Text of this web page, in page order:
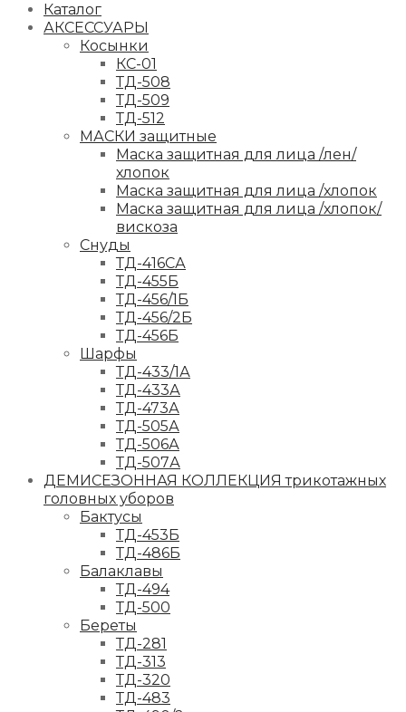
Каталог
АКСЕССУАРЫ
Косынки
КС-01
ТД-508
ТД-509
ТД-512
МАСКИ защитные
Маска защитная для лица /лен/
хлопок
Маска защитная для лица /хлопок
Маска защитная для лица /хлопок/
вискоза
Снуды
ТД-416СА
ТД-455Б
ТД-456/1Б
ТД-456/2Б
ТД-456Б
Шарфы
ТД-433/1А
ТД-433А
ТД-473А
ТД-505А
ТД-506А
ТД-507А
ДЕМИСЕЗОННАЯ КОЛЛЕКЦИЯ трикотажных
головных уборов
Бактусы
ТД-453Б
ТД-486Б
Балаклавы
ТД-494
ТД-500
Береты
ТД-281
ТД-313
ТД-320
ТД-483